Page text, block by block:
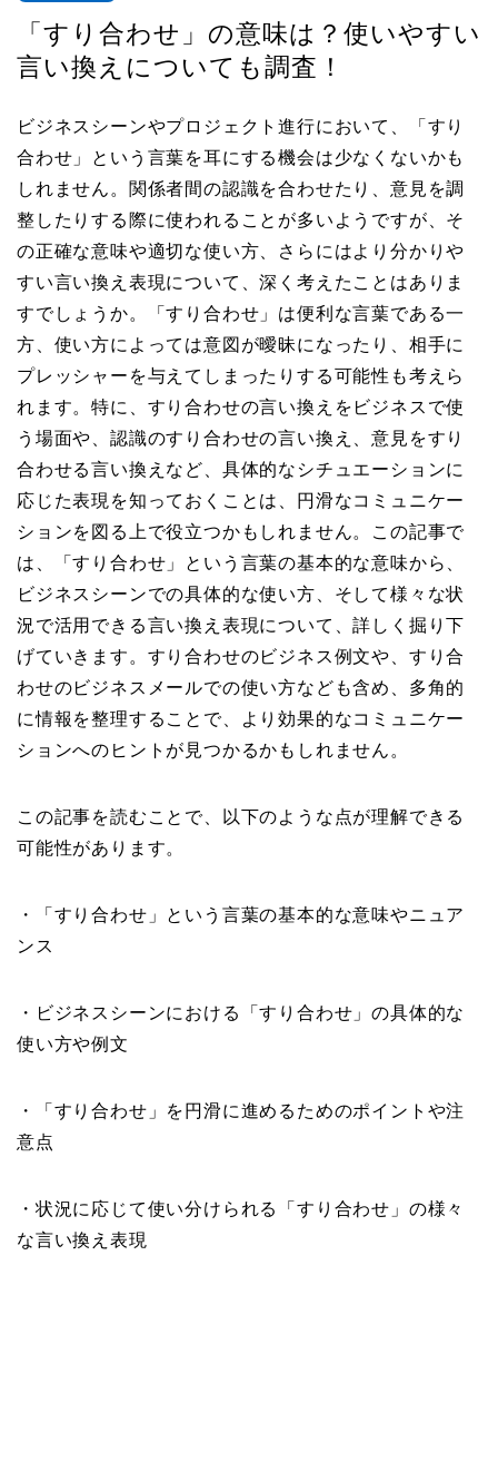
「すり合わせ」の意味は？使いやすい
言い換えについても調査！
ビジネスシーンやプロジェクト進行において、「すり
合わせ」という言葉を耳にする機会は少なくないかも
しれません。関係者間の認識を合わせたり、意見を調
整したりする際に使われることが多いようですが、そ
の正確な意味や適切な使い方、さらにはより分かりや
すい言い換え表現について、深く考えたことはありま
すでしょうか。「すり合わせ」は便利な言葉である一
方、使い方によっては意図が曖昧になったり、相手に
プレッシャーを与えてしまったりする可能性も考えら
れます。特に、すり合わせの言い換えをビジネスで使
う場面や、認識のすり合わせの言い換え、意見をすり
合わせる言い換えなど、具体的なシチュエーションに
応じた表現を知っておくことは、円滑なコミュニケー
ションを図る上で役立つかもしれません。この記事で
は、「すり合わせ」という言葉の基本的な意味から、
ビジネスシーンでの具体的な使い方、そして様々な状
況で活用できる言い換え表現について、詳しく掘り下
げていきます。すり合わせのビジネス例文や、すり合
わせのビジネスメールでの使い方なども含め、多角的
に情報を整理することで、より効果的なコミュニケー
ションへのヒントが見つかるかもしれません。
この記事を読むことで、以下のような点が理解できる
可能性があります。
・「すり合わせ」という言葉の基本的な意味やニュア
ンス
・ビジネスシーンにおける「すり合わせ」の具体的な
使い方や例文
・「すり合わせ」を円滑に進めるためのポイントや注
意点
・状況に応じて使い分けられる「すり合わせ」の様々
な言い換え表現